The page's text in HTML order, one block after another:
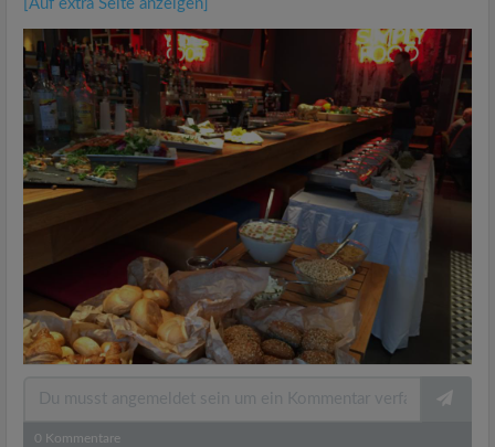
[Auf extra Seite anzeigen]
0 Kommentare